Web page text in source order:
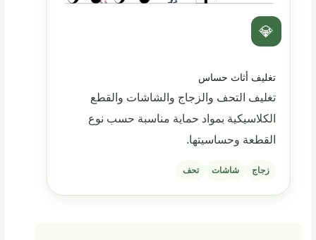
💎
تغليف أثاث حساس
تغليف التحف والزجاج والشاشات والقطع
الكلاسيكية بمواد حماية مناسبة حسب نوع
القطعة وحساسيتها.
زجاج شاشات تحف